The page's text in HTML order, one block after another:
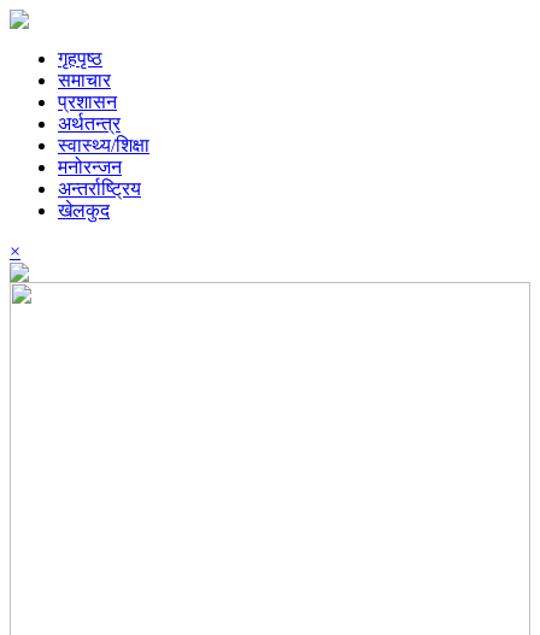
गृहपृष्ठ
समाचार
प्रशासन
अर्थतन्त्र
स्वास्थ्य/शिक्षा
मनोरन्जन
अन्तर्राष्ट्रिय
खेलकुद
×